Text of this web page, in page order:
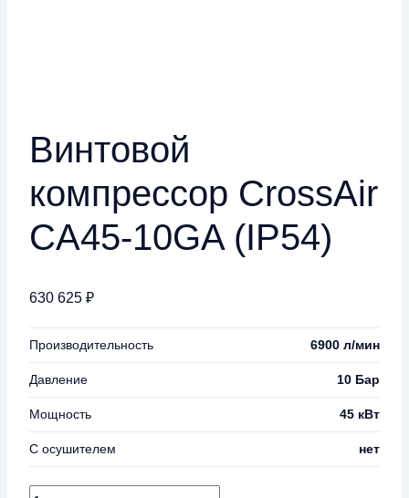
Винтовой
компрессор CrossAir
CA45-10GA (IP54)
630 625 ₽
Производительность 6900 л/мин
Давление 10 Бар
Мощность 45 кВт
С осушителем нет